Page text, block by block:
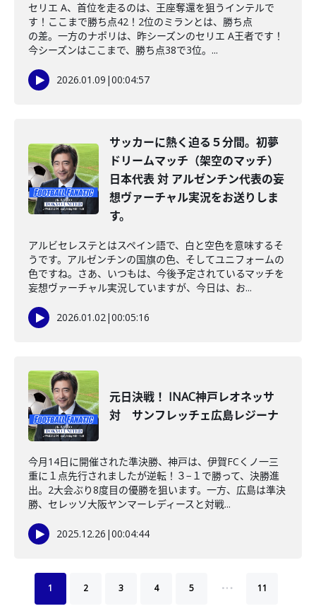
セリエ A、首位を走るのは、王座奪還を狙うインテルで
す！ここまで勝ち点42！2位のミランとは、勝ち点
の差。一方のナポリは、昨シーズンのセリエ A王者です！
今シーズンはここまで、勝ち点38で3位。...
2026.01.09 |00:04:57
サッカーに熱く迫る５分間。初夢
ドリームマッチ（架空のマッチ）
日本代表 対 アルゼンチン代表の妄
想ヴァーチャル実況をお送りしま
す。
アルビセレステとはスペイン語で、白と空色を意味するそ
うです。アルゼンチンの国旗の色、そしてユニフォームの
色ですね。さあ、いつもは、今後予定されているマッチを
妄想ヴァーチャル実況していますが、今日は、お...
2026.01.02|00:05:16
元日決戦！ INAC神戸レオネッサ
対 サンフレッチェ広島レジーナ
今月14日に開催された準決勝、神戸は、伊賀FCくノ一三
重に１点先行されましたが逆転！３−１で勝って、決勝進
出。2大会ぶり8度目の優勝を狙います。一方、広島は準決
勝、セレッソ大阪ヤンマーレディースと対戦...
2025.12.26 |00:04:44
1 2 3 4 5 … 11